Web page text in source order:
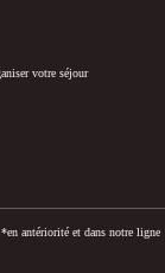
votre séjour
*en antériorité et dans notre ligne